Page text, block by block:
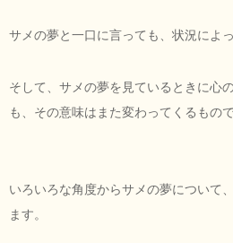
サメの夢と一口に言っても、状況によ
そして、サメの夢を見ているときに心
も、その意味はまた変わってくるもので
いろいろな角度からサメの夢について
ます。